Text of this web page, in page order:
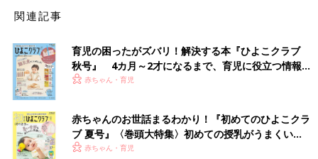
「干してある洗濯物から着ても毎日オシャレ！」をモットーに、
忙しいママでも絶対に使えるコーディネート術を追求する。
関連記事
育児の困ったがズバリ！解決する本『ひよこクラブ
秋号』 4カ月～2才になるまで、育児に役立つ情報が
いっぱい！
赤ちゃん・育児
赤ちゃんのお世話まるわかり！『初めてのひよこクラ
ブ 夏号』〈巻頭大特集〉初めての授乳がうまくい
く！ おっぱい・ミルクの基本と夏のトラブル 解決テ
赤ちゃん・育児